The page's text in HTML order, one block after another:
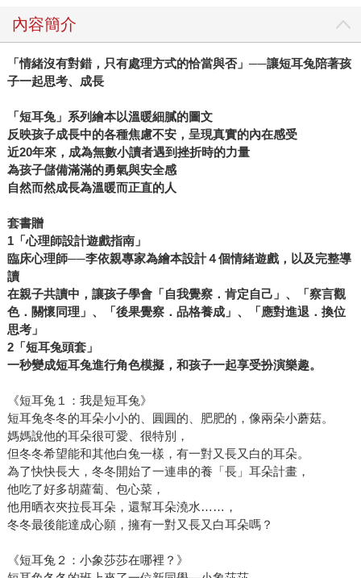
內容簡介
「情緒沒有對錯，只有處理方式的恰當與否」──讓短耳兔陪著孩
子一起思考、成長
「短耳兔」系列繪本以溫暖細膩的圖文
反映孩子成長中的各種焦慮不安，呈現真實的內在感受
近20年來，成為無數小讀者遇到挫折時的力量
為孩子儲備滿滿的勇氣與安全感
自然而然成長為溫暖而正直的人
套書贈
1「心理師設計遊戲指南」
臨床心理師──李依親專家為繪本設計４個情緒遊戲，以及完整導
讀
在親子共讀中，讓孩子學會「自我覺察．肯定自己」、「察言觀
色．關懷同理」、「後果覺察．品格養成」、「應對進退．換位
思考」
2「短耳兔頭套」
一秒變成短耳兔進行角色模擬，和孩子一起享受扮演樂趣。
《短耳兔１：我是短耳兔》
短耳兔冬冬的耳朵小小的、圓圓的、肥肥的，像兩朵小蘑菇。
媽媽說他的耳朵很可愛、很特別，
但冬冬希望能和其他白兔一樣，有一對又長又白的耳朵。
為了快快長大，冬冬開始了一連串的養「長」耳朵計畫，
他吃了好多胡蘿蔔、包心菜，
他用晒衣夾拉長耳朵，還幫耳朵澆水……，
冬冬最後能達成心願，擁有一對又長又白耳朵嗎？
《短耳兔２：小象莎莎在哪裡？》